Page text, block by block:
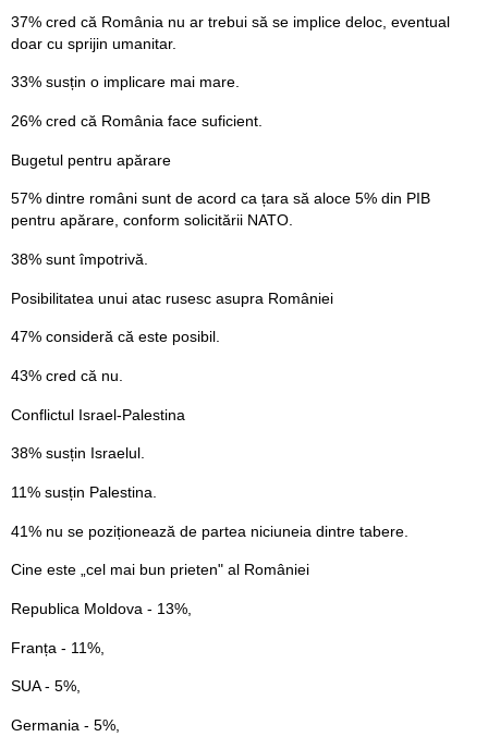
37% cred că România nu ar trebui să se implice deloc, eventual
doar cu sprijin umanitar.
33% susțin o implicare mai mare.
26% cred că România face suficient.
Bugetul pentru apărare
57% dintre români sunt de acord ca țara să aloce 5% din PIB
pentru apărare, conform solicitării NATO.
38% sunt împotrivă.
Posibilitatea unui atac rusesc asupra României
47% consideră că este posibil.
43% cred că nu.
Conflictul Israel-Palestina
38% susțin Israelul.
11% susțin Palestina.
41% nu se poziționează de partea niciuneia dintre tabere.
Cine este „cel mai bun prieten" al României
Republica Moldova - 13%,
Franța - 11%,
SUA - 5%,
Germania - 5%,